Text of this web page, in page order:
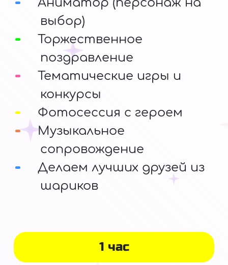
1 час
выбор)
Торжественное
поздравление
Тематические игры и
конкурсы
Фотосессия с героем
Музыкальное
сопровождение
Делаем лучших друзей из
шариков